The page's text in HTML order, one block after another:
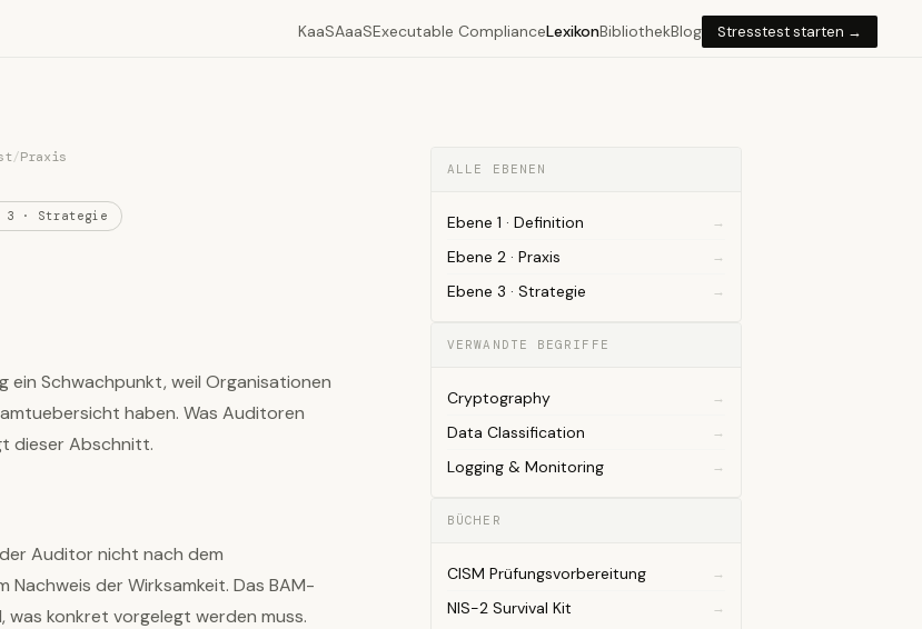
KaaSAaaSExecutable ComplianceLexikonBibliothekBlog Stresstest starten →
/Praxis
3 · Strategie
Schwachpunkt, weil Organisationen
haben. Was Auditoren
dieser Abschnitt.
Auditor nicht nach dem
Nachweis der Wirksamkeit. Das BAM-
was konkret vorgelegt werden muss.
ALLE EBENEN
Ebene 1 · Definition
Ebene 2 · Praxis
Ebene 3 · Strategie
VERWANDTE BEGRIFFE
Cryptography
Data Classification
Logging & Monitoring
BÜCHER
CISM Prüfungsvorbereitung
NIS-2 Survival Kit